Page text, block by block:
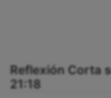
Reflexión Corta
21:18